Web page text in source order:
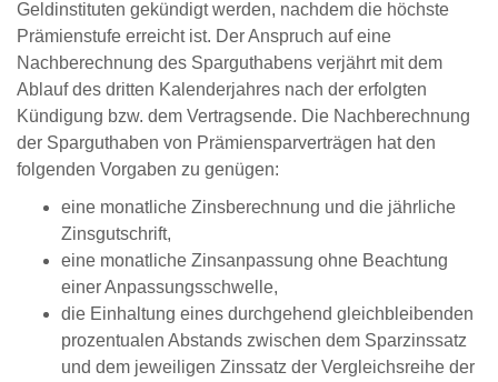
Geldinstituten gekündigt werden, nachdem die höchste
Prämienstufe erreicht ist. Der Anspruch auf eine
Nachberechnung des Sparguthabens verjährt mit dem
Ablauf des dritten Kalenderjahres nach der erfolgten
Kündigung bzw. dem Vertragsende. Die Nachberechnung
der Sparguthaben von Prämiensparverträgen hat den
folgenden Vorgaben zu genügen:
eine monatliche Zinsberechnung und die jährliche
Zinsgutschrift,
eine monatliche Zinsanpassung ohne Beachtung
einer Anpassungsschwelle,
die Einhaltung eines durchgehend gleichbleibenden
prozentualen Abstands zwischen dem Sparzinssatz
und dem jeweiligen Zinssatz der Vergleichsreihe der